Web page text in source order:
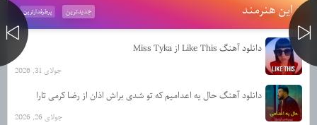
از این هنرمند پرطرفدارترین جدیدترین
دانلود آهنگ Like This از Miss Tyka
جولای 31, 2026
دانلود آهنگ حال یه اعدامیم که تو شدی براش اذان از رضا کرمی تارا
جولای 26, 2026